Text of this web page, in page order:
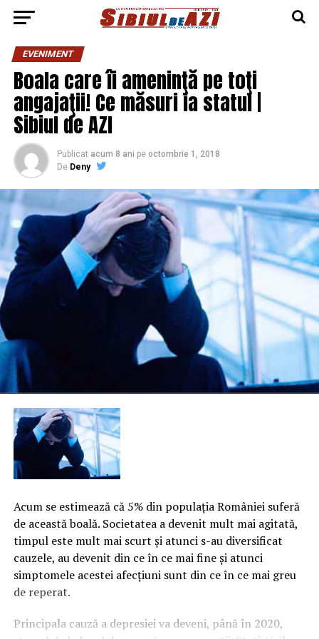
EVENIMENT
Boala care îi ameninţă pe toţi
angajaţii! Ce măsuri ia statul |
Sibiul de AZI
Publicat acum 8 ani pe octombrie 1, 2018
De Deny
Acum se estimează că 5% din populaţia României suferă
de această boală. Societatea a devenit mult mai agitată,
timpul este mult mai scurt şi atunci s-au diversificat
cauzele, au devenit din ce în ce mai fine şi atunci
simptomele acestei afecţiuni sunt din ce în ce mai greu
de reperat.
Principala cauză a depresiei va deveni, până în 2020,